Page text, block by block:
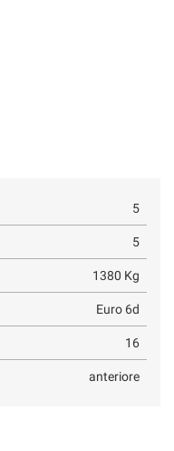
5
5
1380 Kg
Euro 6d
16
anteriore